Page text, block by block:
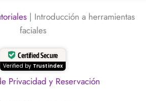
| Introducción a herramientas
faciales
Certified Secure
Verified by Trustindex
Privacidad y Reservación